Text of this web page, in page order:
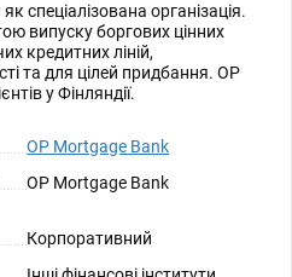
спеціалізована організація.
випуску боргових цінних
кредитних ліній,
та для цілей придбання. OP
у Фінляндії.
OP Mortgage Bank
OP Mortgage Bank
Корпоративний